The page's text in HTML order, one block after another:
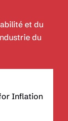
et du
du
for Inflation